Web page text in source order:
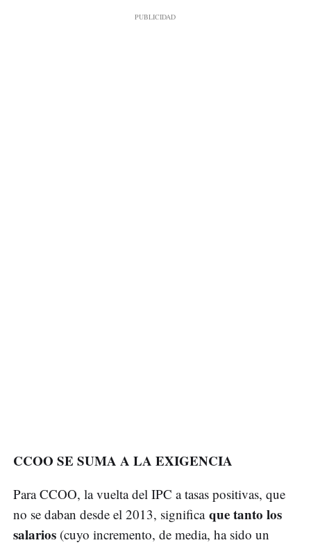
CCOO SE SUMA A LA EXIGENCIA
Para CCOO, la vuelta del IPC a tasas positivas, que
no se daban desde el 2013, significa que tanto los
salarios (cuyo incremento, de media, ha sido un